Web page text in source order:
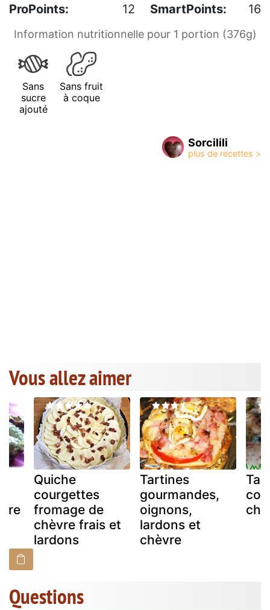
ProPoints:
12 SmartPoints: 16
Information nutritionnelle pour 1 portion (376g)
Sans
sucre
ajouté
Sans fruit
à coque
Sorcilili
Vous allez aimer
Quiche
courgettes
fromage de
chèvre frais et
lardons
Tartines
gourmandes,
oignons,
lardons et
chèvre
Questions